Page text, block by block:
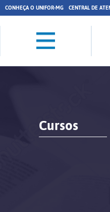
CONHEÇA O UNIFOR-MG CENTRAL DE
Cursos